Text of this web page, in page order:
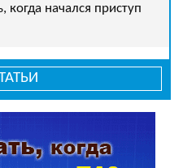
когда начался приступ